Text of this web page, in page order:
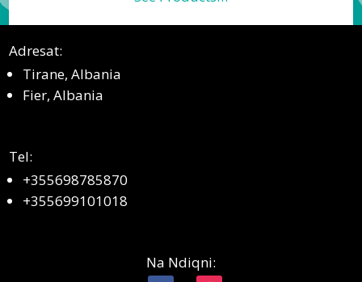
Adresat:
Tirane, Albania
Fier, Albania
Tel:
+355698785870
+355699101018
Na Ndiqni: